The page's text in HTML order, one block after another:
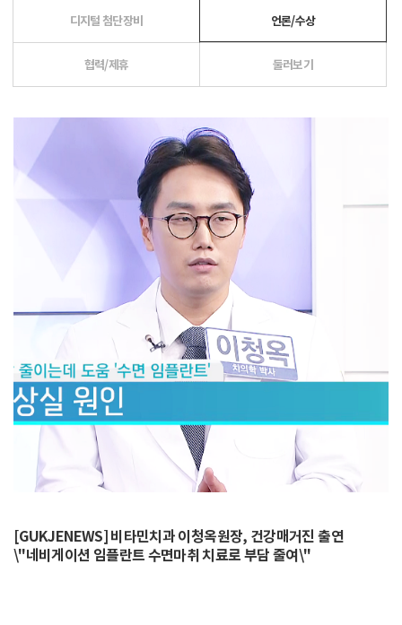
디지털 첨단장비 언론/수상
협력/제휴 둘러보기
[GUKJENEWS] 비타민치과 이청옥원장, 건강매거진 출연
\"네비게이션 임플란트 수면마취 치료로 부담 줄여\"